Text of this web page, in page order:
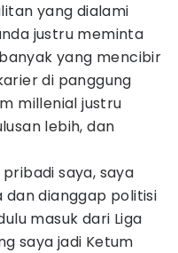
yang dialami
justru meminta
yang mencibir
di panggung
millenial justru
lebih, dan
saya, saya
dianggap politisi
masuk dari Liga
saya jadi Ketum